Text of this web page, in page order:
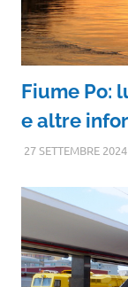
Fiume Po:
e altre
27 SETTEMBRE 2024